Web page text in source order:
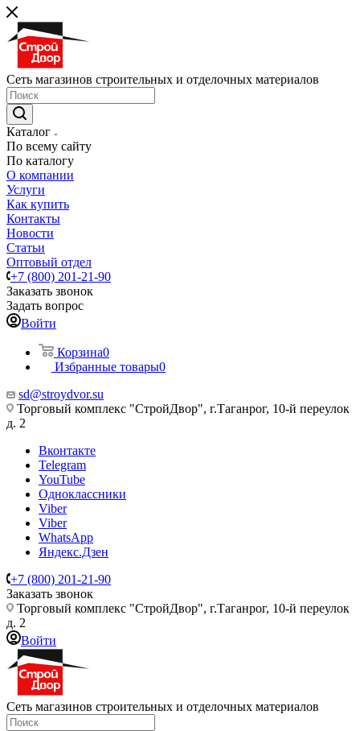
Сеть магазинов строительных и отделочных материалов
Каталог
По всему сайту
По каталогу
О компании
Услуги
Как купить
Контакты
Новости
Статьи
Оптовый отдел
+7 (800) 201-21-90
Заказать звонок
Задать вопрос
Войти
Корзина0
Избранные товары0
sd@stroydvor.su
Торговый комплекс "СтройДвор", г.Таганрог, 10-й переулок
д. 2
Вконтакте
Telegram
YouTube
Одноклассники
Viber
Viber
WhatsApp
Яндекс.Дзен
+7 (800) 201-21-90
Заказать звонок
Торговый комплекс "СтройДвор", г.Таганрог, 10-й переулок
д. 2
Войти
Сеть магазинов строительных и отделочных материалов